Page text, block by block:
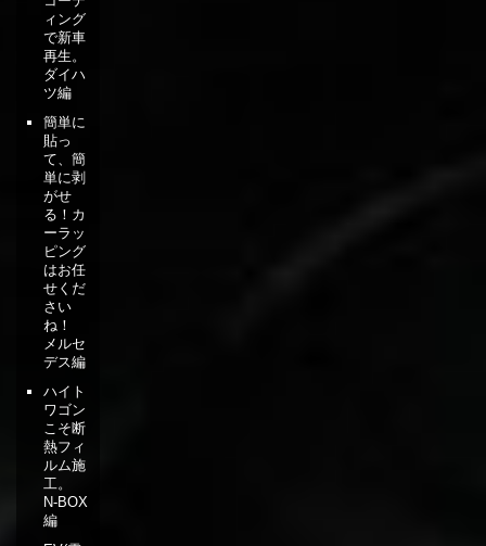
ィング
で新車
再生。
ダイハ
ツ編
簡単に
貼っ
て、簡
単に剥
がせ
る！カ
ーラッ
ピング
はお任
せくだ
さい
ね！
メルセ
デス編
ハイト
ワゴン
こそ断
熱フィ
ルム施
工。
N-BOX
編